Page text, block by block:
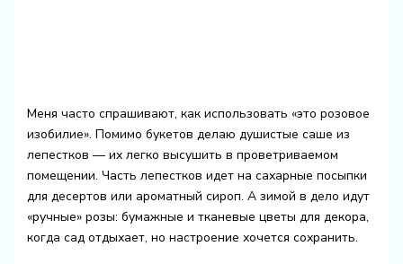
Меня часто спрашивают, как использовать «это розовое
изобилие». Помимо букетов делаю душистые саше из
лепестков — их легко высушить в проветриваемом
помещении. Часть лепестков идет на сахарные посыпки
для десертов или ароматный сироп. А зимой в дело идут
«ручные» розы: бумажные и тканевые цветы для декора,
когда сад отдыхает, но настроение хочется сохранить.